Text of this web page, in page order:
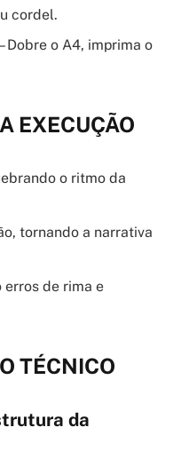
cordel.
– Dobre o A4, imprima o
EXECUÇÃO
o ritmo da
tornando a narrativa
erros de rima e
TÉCNICO
da